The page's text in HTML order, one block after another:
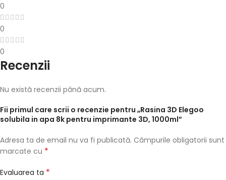
0
0
0
Recenzii
Nu există recenzii până acum.
Fii primul care scrii o recenzie pentru „Rasina 3D Elegoo
solubila in apa 8k pentru imprimante 3D, 1000ml”
Adresa ta de email nu va fi publicată. Câmpurile obligatorii sunt
marcate cu *
Evaluarea ta *